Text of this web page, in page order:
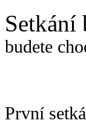
Setkání
budete
První